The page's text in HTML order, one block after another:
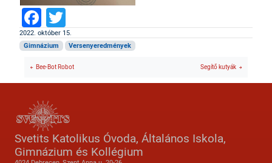
Facebook
2022. október 15.
Gimnázium Versenyeredmények
Bee-Bot Robot Segítő kutyák
Svetits Katolikus Óvoda, Általános Iskola,
Gimnázium és Kollégium